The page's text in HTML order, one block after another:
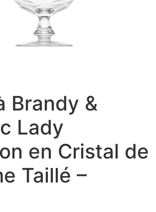
Brandy &
Lady
en Cristal de
Taillé –